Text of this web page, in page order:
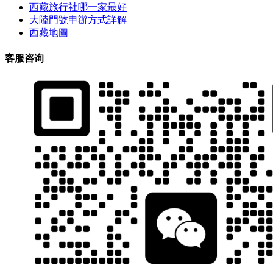
西藏旅行社哪一家最好
大陸門號申辦方式詳解
西藏地圖
客服咨询